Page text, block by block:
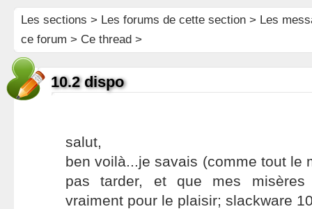
Les sections > Les forums de cette section> Les
ce forum > Ce thread >
10.2 dispo
salut,
ben voilà...je savais (comme tout le
pas tarder, et que mes misères
vraiment pour le plaisir; slackware